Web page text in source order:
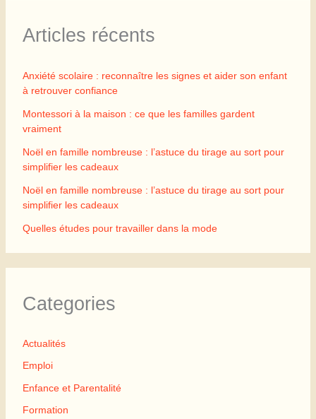
Articles récents
Anxiété scolaire : reconnaître les signes et aider son enfant
à retrouver confiance
Montessori à la maison : ce que les familles gardent
vraiment
Noël en famille nombreuse : l’astuce du tirage au sort pour
simplifier les cadeaux
Noël en famille nombreuse : l’astuce du tirage au sort pour
simplifier les cadeaux
Quelles études pour travailler dans la mode
Categories
Actualités
Emploi
Enfance et Parentalité
Formation